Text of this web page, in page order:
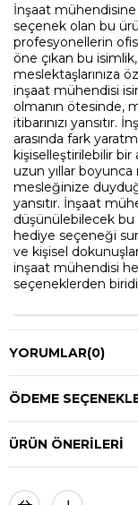
İnşaat
seçenek olan bu
profesyonellerin
öne çıkan bu
meslektaşlarınıza
inşaat mühendisi
olmanın ötesinde,
itibarınızı yansıtır.
arasında fark
kişiselleştirilebilir bir
uzun yıllar
mesleğinize
yansıtır. İnşaat
düşünülebilecek
hediye seçeneği
ve kişisel
inşaat mühendisi
seçeneklerden
YORUMLAR(0)
ÖDEME
ÜRÜN ÖNERILERI